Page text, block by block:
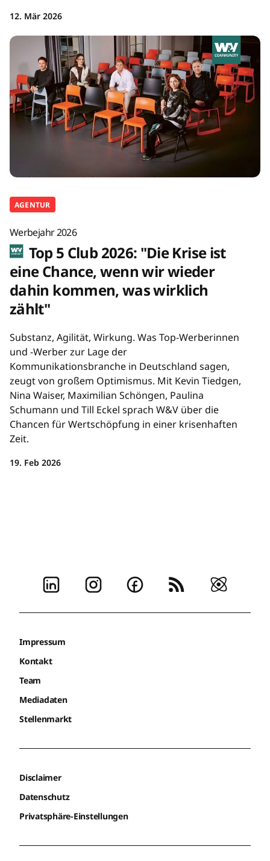
12. Mär 2026
AGENTUR
Werbejahr 2026
Top 5 Club 2026: "Die Krise ist
eine Chance, wenn wir wieder
dahin kommen, was wirklich
zählt"
Substanz, Agilität, Wirkung. Was Top-Werberinnen
und -Werber zur Lage der
Kommunikationsbranche in Deutschland sagen,
zeugt von großem Optimismus. Mit Kevin Tiedgen,
Nina Waiser, Maximilian Schöngen, Paulina
Schumann und Till Eckel sprach W&V über die
Chancen für Wertschöpfung in einer krisenhaften
Zeit.
19. Feb 2026
Impressum
Kontakt
Team
Mediadaten
Stellenmarkt
Disclaimer
Datenschutz
Privatsphäre-Einstellungen